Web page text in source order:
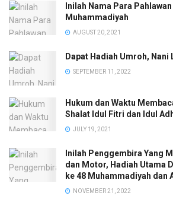
Inilah Nama Para
Muhammadiyah
AUGUST 20, 2021
Dapat Hadiah Umroh,
SEPTEMBER 11, 2022
Hukum dan Waktu
Shalat Idul Fitri dan Idul
JULY 19, 2021
Inilah Penggembira Yang
dan Motor, Hadiah Utama
ke 48 Muhammadiyah dan
NOVEMBER 21, 2022